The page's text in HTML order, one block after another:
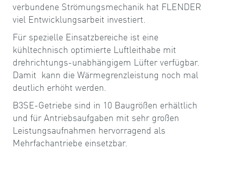
verbundene Strömungsmechanik hat FLENDER
viel Entwicklungsarbeit investiert.
Für spezielle Einsatzbereiche ist eine
kühltechnisch optimierte Luftleithabe mit
drehrichtungs-unabhängigem Lüfter verfügbar.
Damit kann die Wärmegrenzleistung noch mal
deutlich erhöht werden.
B3SE-Getriebe sind in 10 Baugrößen erhältlich
und für Antriebsaufgaben mit sehr großen
Leistungsaufnahmen hervorragend als
Mehrfachantriebe einsetzbar.